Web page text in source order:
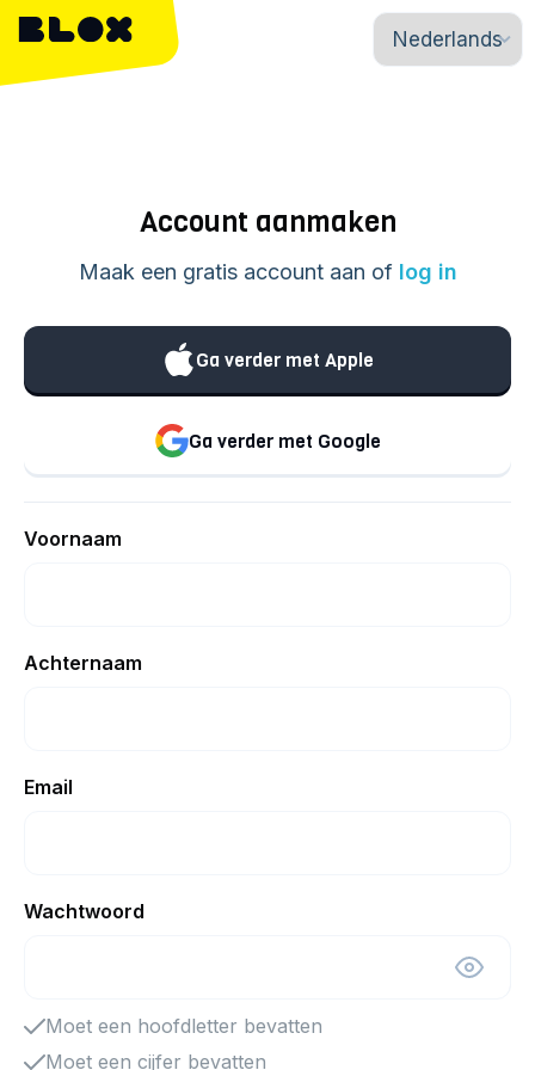
Account aanmaken
Maak een gratis account aan of log in
Ga verder met Apple
Ga verder met Google
Voornaam
Achternaam
Email
Wachtwoord
Moet een hoofdletter bevatten
Moet een cijfer bevatten